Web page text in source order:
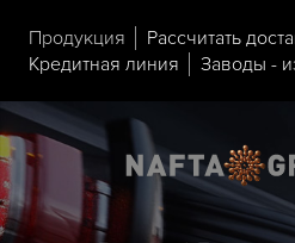
Продукция Рассчитать
Кредитная линия
Заводы -